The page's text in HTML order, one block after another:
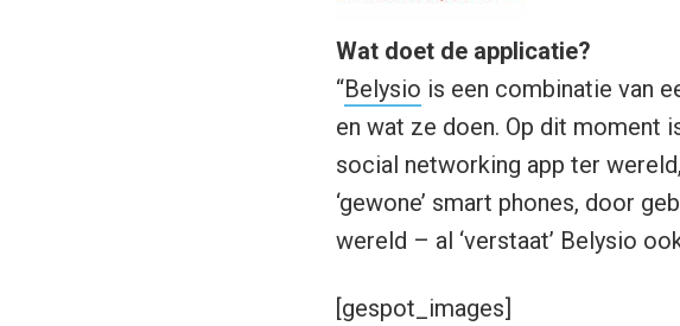
Wat doet de applicatie?
“Belysio is een combinatie van
en wat ze doen. Op dit moment
social networking app ter
‘gewone’ smart phones, door
wereld – al ‘verstaat’ Belysio ook
[gespot_images]